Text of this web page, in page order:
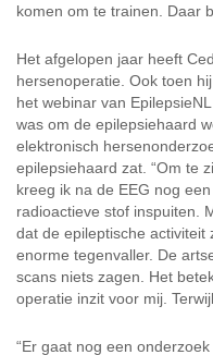
komen om te trainen. Daar
Het afgelopen jaar heeft
hersenoperatie. Ook toen
het webinar van
was om de epilepsiehaard
elektronisch
epilepsiehaard zat. “Om te
kreeg ik na de EEG nog
radioactieve stof inspuiten.
dat de epileptische activiteit
enorme tegenvaller. De
scans niets zagen. Het
operatie inzit voor mij.
“Er gaat nog een